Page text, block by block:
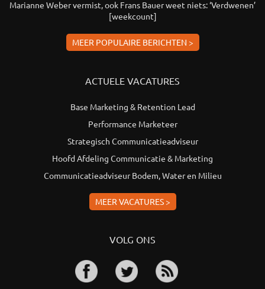
Marianne Weber vermist, ook Frans Bauer weet niets: ‘Verdwenen’
[weekcount]
MEER POPULAIRE BERICHTEN >
ACTUELE VACATURES
Base Marketing & Retention Lead
Performance Marketeer
Strategisch Communicatieadviseur
Hoofd Afdeling Communicatie & Marketing
Communicatieadviseur Bodem, Water en Milieu
MEER VACATURES >
VOLG ONS